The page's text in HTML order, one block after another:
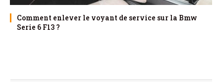
Comment enlever le voyant de service sur la Bmw
Serie 6 F13 ?